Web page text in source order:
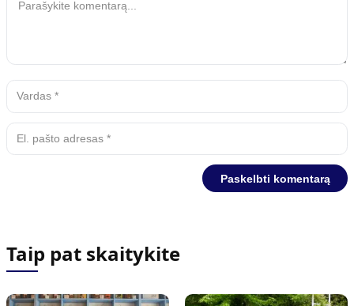
Taip pat skaitykite